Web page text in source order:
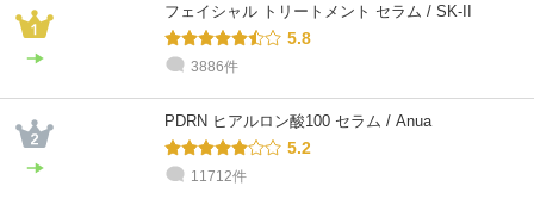
フェイシャル トリートメント セラム / SK-II
5.8
3886件
PDRN ヒアルロン酸100 セラム / Anua
5.2
11712件